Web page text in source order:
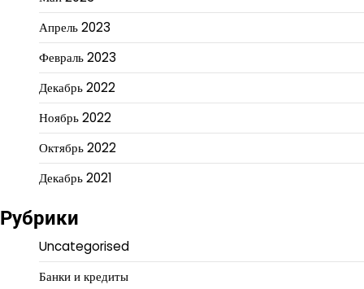
Апрель 2023
Февраль 2023
Декабрь 2022
Ноябрь 2022
Октябрь 2022
Декабрь 2021
Рубрики
Uncategorised
Банки и кредиты